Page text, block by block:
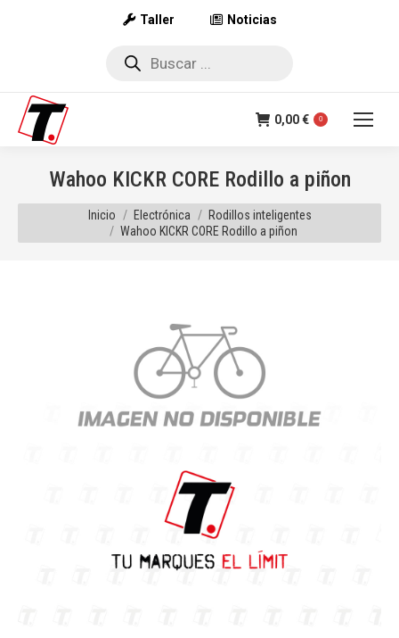
Taller Noticias
Búsqueda
0,00€ 0
Wahoo KICKR CORE Rodillo a piñon
Estás aquí:
Inicio Electrónica
Rodillos inteligentes
Wahoo KICKR CORE Rodillo a piñon